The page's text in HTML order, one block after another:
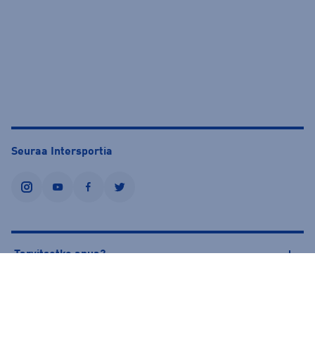
Seuraa Intersportia
instagramyoutubefacebooktwitter
Tarvitsetko apua?